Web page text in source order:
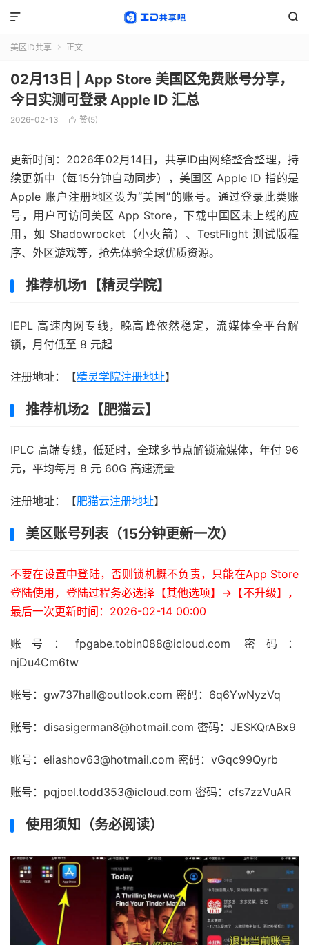


美区ID共享  正文
02月13日 | App Store 美国区免费账号分享，
今日实测可登录 Apple ID 汇总
2026-02-13  赞(5)
更新时间：2026年02月14日，共享ID由网络整合整理，持
续更新中（每15分钟自动同步），美国区 Apple ID 指的是
Apple 账户注册地区设为“美国”的账号。通过登录此类账
号，用户可访问美区 App Store，下载中国区未上线的应
用，如 Shadowrocket（小火箭）、TestFlight 测试版程
序、外区游戏等，抢先体验全球优质资源。
推荐机场1【精灵学院】
IEPL 高速内网专线，晚高峰依然稳定，流媒体全平台解
锁，月付低至 8 元起
注册地址：【精灵学院注册地址】
推荐机场2【肥猫云】
IPLC 高端专线，低延时，全球多节点解锁流媒体，年付 96
元，平均每月 8 元 60G 高速流量
注册地址：【肥猫云注册地址】
美区账号列表（15分钟更新一次）
不要在设置中登陆，否则锁机概不负责，只能在App Store
登陆使用，登陆过程务必选择【其他选项】->【不升级】，
最后一次更新时间：2026-02-14 00:00
账号：fpgabe.tobin088@icloud.com 密码：
njDu4Cm6tw
账号：gw737hall@outlook.com 密码：6q6YwNyzVq
账号：disasigerman8@hotmail.com 密码：JESKQrABx9
账号：eliashov63@hotmail.com 密码：vGqc99Qyrb
账号：pqjoel.todd353@icloud.com 密码：cfs7zzVuAR
使用须知（务必阅读）